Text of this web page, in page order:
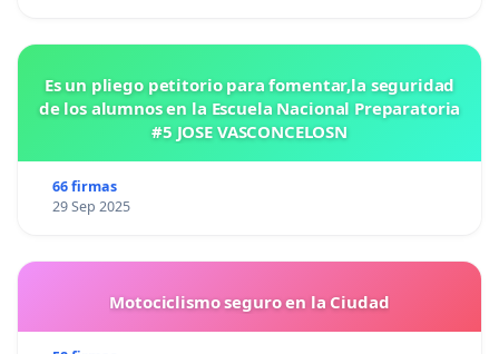
Es un pliego petitorio para fomentar,la seguridad
de los alumnos en la Escuela Nacional Preparatoria
#5 JOSE VASCONCELOSN
66 firmas
29 Sep 2025
Motociclismo seguro en la Ciudad